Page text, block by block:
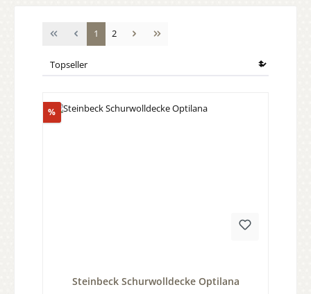
Seite
1 Seite
2
%Rabatt
Steinbeck Schurwolldecke Optilana